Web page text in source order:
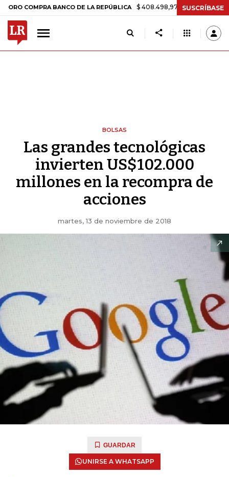
BANCO DE LA REPÚBLICA $ 408.498,97 +$ 8.753,81 +2,19%
SUSCRÍBASE
BOLSAS
Las grandes tecnológicas
invierten US$102.000
millones en la recompra de
acciones
martes, 13 de noviembre de 2018
GUARDAR
UNIRSE A WHATSAPP